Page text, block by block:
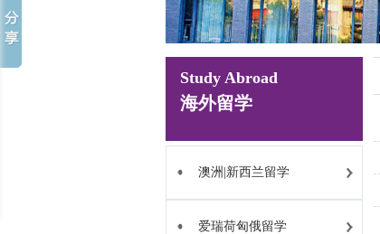
Study Abroad
海外留学
澳洲|新西兰留学
爱瑞荷匈俄留学